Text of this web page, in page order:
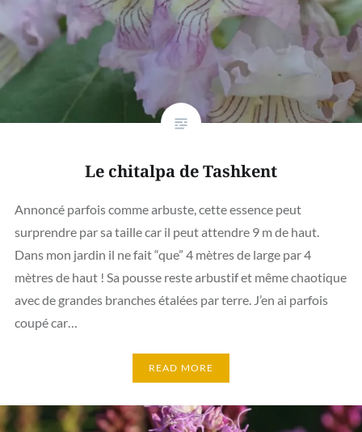
Le chitalpa de Tashkent
Annoncé parfois comme arbuste, cette essence peut
surprendre par sa taille car il peut attendre 9 m de haut.
Dans mon jardin il ne fait “que” 4 mètres de large par 4
mètres de haut ! Sa pousse reste arbustif et même chaotique
avec de grandes branches étalées par terre. J’en ai parfois
coupé car…
READ MORE